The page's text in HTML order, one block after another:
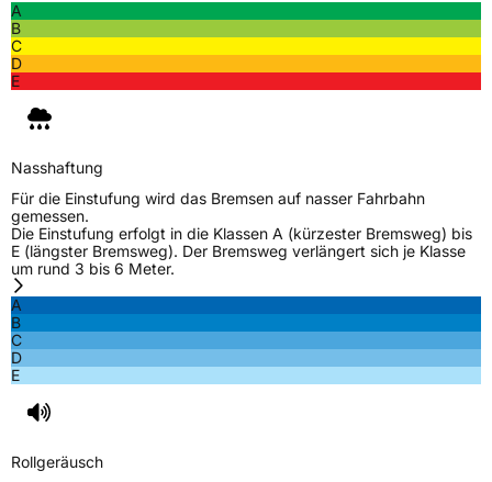
A
B
C
D
E
Nasshaftung
Für die Einstufung wird das Bremsen auf nasser Fahrbahn
gemessen.
Die Einstufung erfolgt in die Klassen A (kürzester Bremsweg) bis
E (längster Bremsweg). Der Bremsweg verlängert sich je Klasse
um rund 3 bis 6 Meter.
A
B
C
D
E
Rollgeräusch